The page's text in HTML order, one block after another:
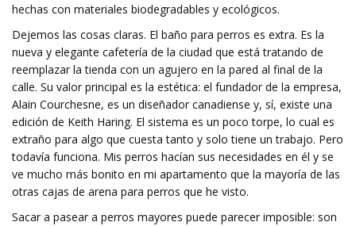
hechas con materiales biodegradables y ecológicos.
Dejemos las cosas claras. El baño para perros es extra. Es la
nueva y elegante cafetería de la ciudad que está tratando de
reemplazar la tienda con un agujero en la pared al final de la
calle. Su valor principal es la estética: el fundador de la empresa,
Alain Courchesne, es un diseñador canadiense y, sí, existe una
edición de Keith Haring. El sistema es un poco torpe, lo cual es
extraño para algo que cuesta tanto y solo tiene un trabajo. Pero
todavía funciona. Mis perros hacían sus necesidades en él y se
ve mucho más bonito en mi apartamento que la mayoría de las
otras cajas de arena para perros que he visto.
Sacar a pasear a perros mayores puede parecer imposible: son